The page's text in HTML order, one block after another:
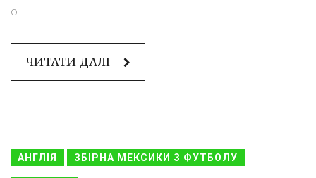
о...
ЧИТАТИ ДАЛІ
АНГЛІЯ ЗБІРНА МЕКСИКИ З ФУТБОЛУ